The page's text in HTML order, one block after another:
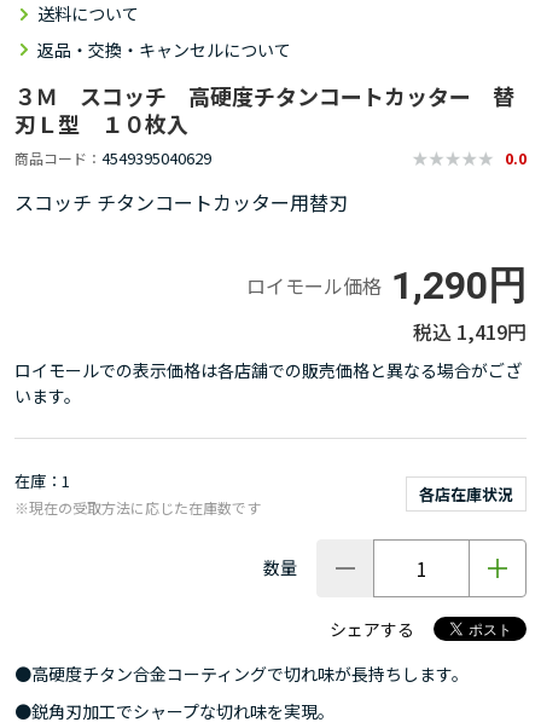
送料について
返品・交換・キャンセルについて
３Ｍ スコッチ 高硬度チタンコートカッター 替
刃Ｌ型 １０枚入
商品コード 4549395040629 0.0
スコッチ チタンコートカッター用替刃
ロイモール価格 1,290円
1,419円
ロイモールでの表示価格は各店舗での販売価格と異なる場合がござ
います。
在庫 1
各店在庫状況
※現在の受取方法に応じた在庫数です
数量
シェアする
●高硬度チタン合金コーティングで切れ味が長持ちします。
●鋭角刃加工でシャープな切れ味を実現。